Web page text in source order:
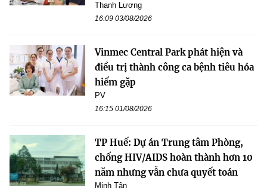
Thanh Lương
16:09 03/08/2026
Vinmec Central Park phát hiện và
điều trị thành công ca bệnh tiêu hóa
hiếm gặp
PV
16:15 01/08/2026
TP Huế: Dự án Trung tâm Phòng,
chống HIV/AIDS hoàn thành hơn 10
năm nhưng vẫn chưa quyết toán
Minh Tân